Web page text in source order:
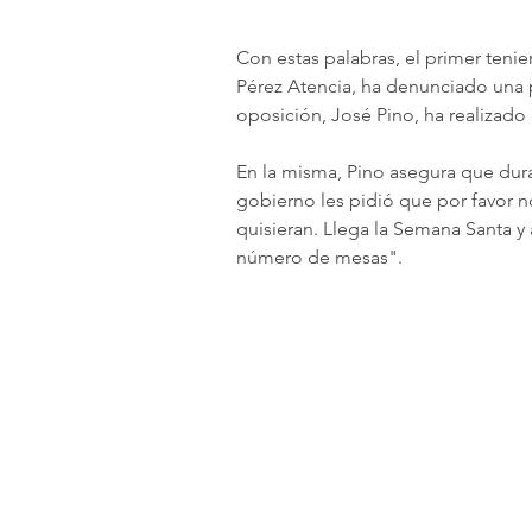
Con estas palabras, el primer
Pérez Atencia, ha denunciado
oposición, José Pino, ha
En la misma, Pino asegura que
gobierno les pidió que por favor
quisieran. Llega la Semana Santa
número de mesas".